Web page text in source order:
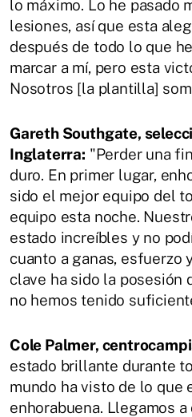
lo máximo. Lo he pasado
lesiones, así que esta
después de todo lo que
marcar a mí, pero esta
Nosotros [la plantilla]
Gareth Southgate,
Inglaterra: "Perder una
duro. En primer lugar,
sido el mejor equipo del
equipo esta noche.
estado increíbles y no
cuanto a ganas, esfuerzo
clave ha sido la posesión
no hemos tenido
Cole Palmer,
estado brillante durante
mundo ha visto de lo que
enhorabuena. Llegamos